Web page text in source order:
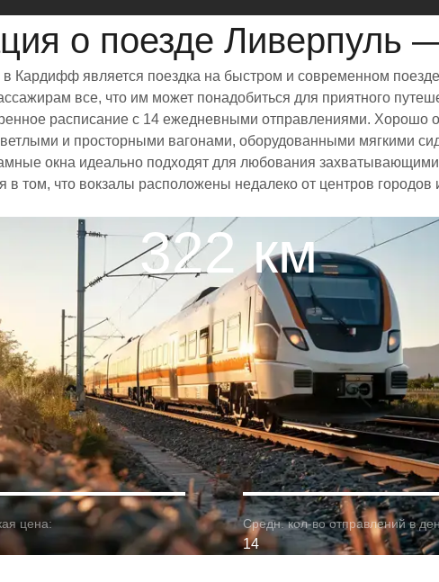
о поезде Ливерпуль
Кардифф является поездка на быстром и современном
все, что им может понадобиться для приятного
расписание с 14 ежедневными отправлениями.
и просторными вагонами, оборудованными мягкими
окна идеально подходят для любования
том, что вокзалы расположены недалеко от центров
322 км
цена: Средн. кол-во отправлений в
14